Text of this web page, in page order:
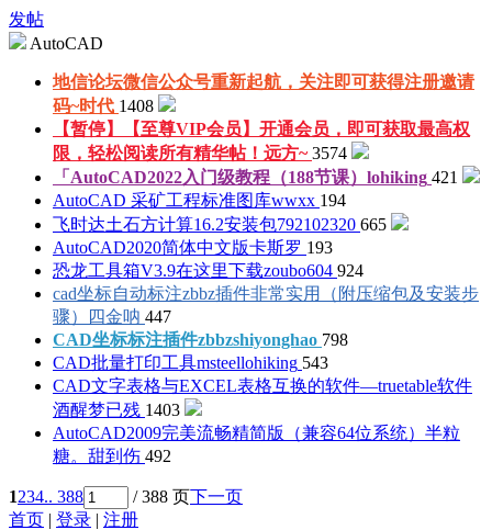
发帖
AutoCAD
地信论坛微信公众号重新起航，关注即可获得注册邀请
码~时代 1408
【暂停】【至尊VIP会员】开通会员，即可获取最高权
限，轻松阅读所有精华帖！ 远方~ 3574
「AutoCAD2022入门级教程（188节课） lohiking 421
AutoCAD 采矿工程标准图库wwxx 194
飞时达土石方计算16.2安装包792102320 665
AutoCAD2020简体中文版卡斯罗 193
恐龙工具箱V3.9在这里下载zoubo604 924
cad坐标自动标注zbbz插件非常实用（附压缩包及安装步
骤）
四金呐 447
CAD坐标标注插件zbbzshiyonghao 798
CAD批量打印工具msteellohiking 543
CAD文字表格与EXCEL表格互换的软件—truetable软件
酒醒梦已残 1403
AutoCAD2009完美流畅精简版（兼容64位系统） 半粒
糖。甜到伤 492
1234.. 388 / 388 页下一页
首页 | 登录 | 注册